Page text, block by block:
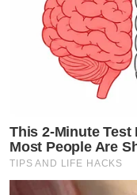
This 2-Minute Test
Most People Are
TIPS AND LIFE HACKS